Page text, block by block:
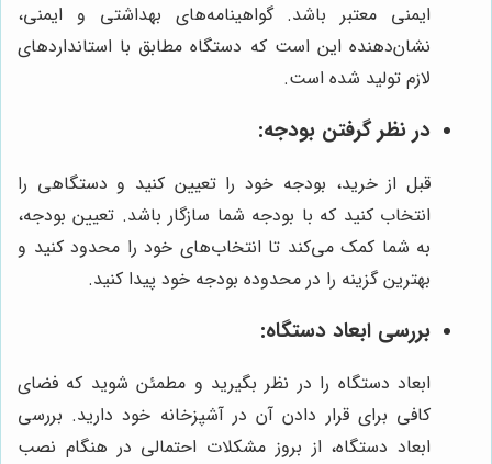
ایمنی معتبر باشد. گواهینامه‌های بهداشتی و ایمنی،
نشان‌دهنده این است که دستگاه مطابق با استانداردهای
لازم تولید شده است.
در نظر گرفتن بودجه:
قبل از خرید، بودجه خود را تعیین کنید و دستگاهی را
انتخاب کنید که با بودجه شما سازگار باشد. تعیین بودجه،
به شما کمک می‌کند تا انتخاب‌های خود را محدود کنید و
بهترین گزینه را در محدوده بودجه خود پیدا کنید.
بررسی ابعاد دستگاه:
ابعاد دستگاه را در نظر بگیرید و مطمئن شوید که فضای
کافی برای قرار دادن آن در آشپزخانه خود دارید. بررسی
ابعاد دستگاه، از بروز مشکلات احتمالی در هنگام نصب